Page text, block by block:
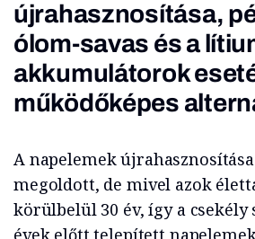
újrahasznosítása,
ólom-savas és a
akkumulátorok
működőképes
A napelemek
megoldott, de mivel azok
körülbelül 30 év, így a csekély
évek előtt telepített